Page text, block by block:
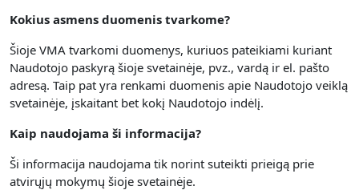
Kokius asmens duomenis tvarkome?
Šioje VMA tvarkomi duomenys, kuriuos pateikiami kuriant
Naudotojo paskyrą šioje svetainėje, pvz., vardą ir el. pašto
adresą. Taip pat yra renkami duomenis apie Naudotojo veiklą
svetainėje, įskaitant bet kokį Naudotojo indėlį.
Kaip naudojama ši informacija?
Ši informacija naudojama tik norint suteikti prieigą prie
atvirųjų mokymų šioje svetainėje.